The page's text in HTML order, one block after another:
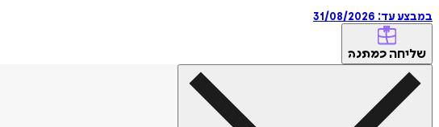
במבצע עד: 31/08/2026
שליחה כמתנה